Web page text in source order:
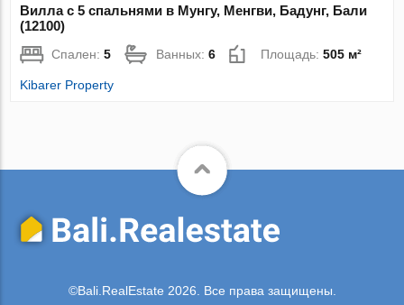
Вилла с 5 спальнями в Мунгу, Менгви, Бадунг, Бали
(12100)
Спален:5 Ванных:6 Площадь:505 м²
Kibarer Property
©Bali.RealEstate 2026. Все права защищены.